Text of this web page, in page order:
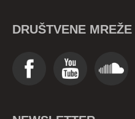
DRUŠTVENE MREŽE